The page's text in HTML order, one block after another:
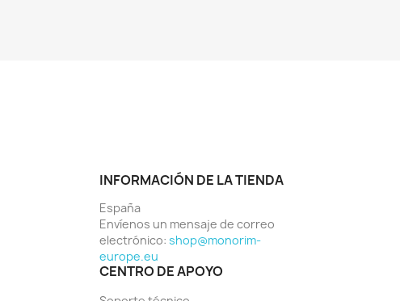
INFORMACIÓN DE LA TIENDA
España
Envíenos un mensaje de correo
electrónico: shop@monorim-
europe.eu
CENTRO DE APOYO